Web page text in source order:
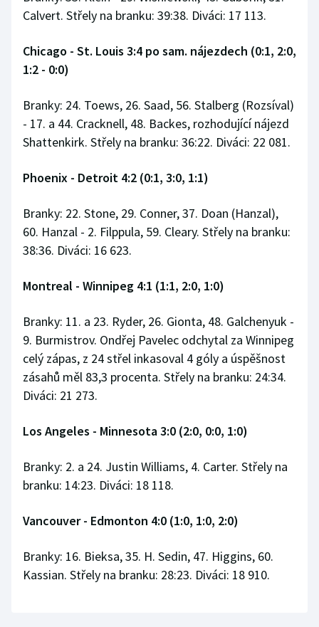
Calvert. Střely na branku: 39:38. Diváci: 17 113.
Chicago - St. Louis 3:4 po sam. nájezdech (0:1, 2:0,
1:2 - 0:0)
Branky: 24. Toews, 26. Saad, 56. Stalberg (Rozsíval)
- 17. a 44. Cracknell, 48. Backes, rozhodující nájezd
Shattenkirk. Střely na branku: 36:22. Diváci: 22 081.
Phoenix - Detroit 4:2 (0:1, 3:0, 1:1)
Branky: 22. Stone, 29. Conner, 37. Doan (Hanzal),
60. Hanzal - 2. Filppula, 59. Cleary. Střely na branku:
38:36. Diváci: 16 623.
Montreal - Winnipeg 4:1 (1:1, 2:0, 1:0)
Branky: 11. a 23. Ryder, 26. Gionta, 48. Galchenyuk -
9. Burmistrov. Ondřej Pavelec odchytal za Winnipeg
celý zápas, z 24 střel inkasoval 4 góly a úspěšnost
zásahů měl 83,3 procenta. Střely na branku: 24:34.
Diváci: 21 273.
Los Angeles - Minnesota 3:0 (2:0, 0:0, 1:0)
Branky: 2. a 24. Justin Williams, 4. Carter. Střely na
branku: 14:23. Diváci: 18 118.
Vancouver - Edmonton 4:0 (1:0, 1:0, 2:0)
Branky: 16. Bieksa, 35. H. Sedin, 47. Higgins, 60.
Kassian. Střely na branku: 28:23. Diváci: 18 910.